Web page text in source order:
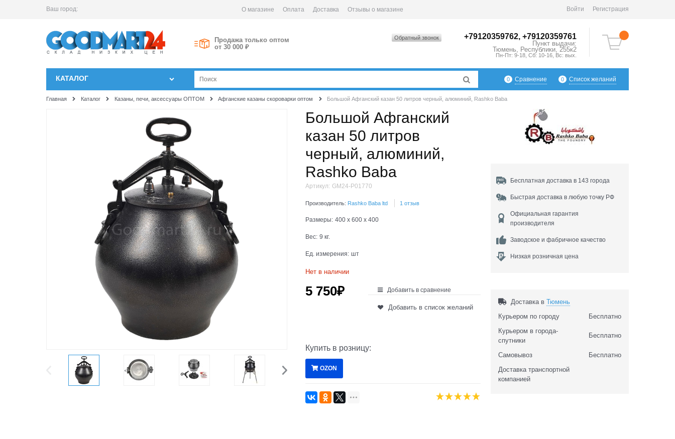
Ваш город: О магазине Оплата Доставка Отзывы о магазине Войти Регистрация
Продажа только оптом
от 30 000 ₽
+79120359762, +79120359761
Пункт выдачи:
Тюмень
Республики, 255к2
Пн-Пт: 9-18, Сб: 10-16, Вс: вых.
Обратный звонок
КАТАЛОГ 0 Сравнение 0 Список желаний
Главная Каталог Казаны, печи, аксессуары ОПТОМ Афганские казаны скороварки оптом Большой Афганский казан 50 литров черный, алюминий, Rashko Baba
Большой Афганский
казан 50 литров
черный, алюминий,
Rashko Baba
Артикул: GM24-P01770
Производитель: Rashko Baba ltd 1 отзыв
Размеры: 400 x 600 x 400
Вес: 9 кг.
Ед. измерения: шт
Нет в наличии
5 750₽ Добавить в сравнение
Добавить в список желаний
Купить в розницу:
OZON
Бесплатная доставка в 143 города
Быстрая доставка в любую точку РФ
Официальная гарантия
производителя
Заводское и фабричное качество
Низкая розничная цена
Доставка в Тюмень
Курьером по городу
Бесплатно
Курьером в города-
спутники
Бесплатно
Самовывоз
Бесплатно
Доставка транспортной
компанией